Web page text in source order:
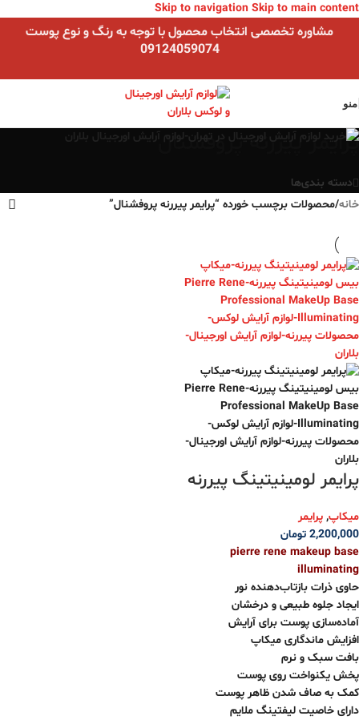
Skip to navigation Skip to main content
مشاوره تخصصی انتخاب محصول با توجه به رنگ و نوع پوست
09124059074
منو
پرایمر پیررنه پروفشنال
دسته بندی‌ها
خانه/محصولات برچسب خورده “پرایمر پیررنه پروفشنال”
پرایمر لومینیتینگ پیررنه
میکاپ, پرایمر
2,200,000 تومان
pierre rene makeup base
illuminating
حاوی ذرات بازتاب‌دهنده نور
ایجاد جلوه طبیعی و درخشان
آماده‌سازی پوست برای آرایش
افزایش ماندگاری میکاپ
بافت سبک و نرم
پخش یکنواخت روی پوست
کمک به صاف شدن ظاهر پوست
دارای خاصیت لیفتینگ ملایم